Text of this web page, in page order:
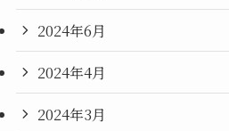
2024年6月
2024年4月
2024年3月